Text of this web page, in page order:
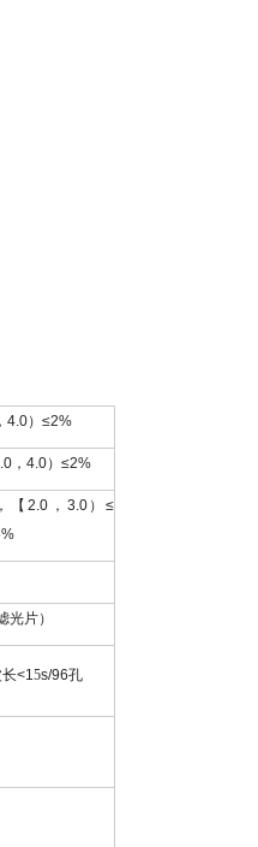
， 4.0） ≤2%
， 4.0） ≤2%
【 2.0， 3.0）≤
光片）
<15s/96孔